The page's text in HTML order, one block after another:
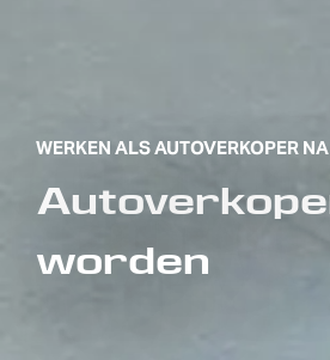
WERKEN ALS AUTOVERKOPER
worden